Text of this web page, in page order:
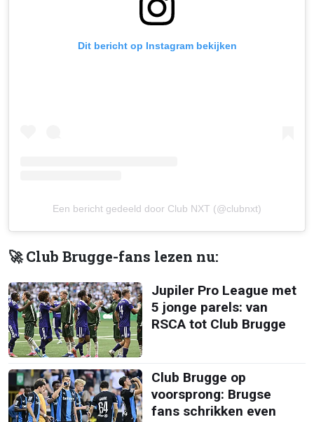
Dit bericht op Instagram bekijken
Een bericht gedeeld door Club NXT (@clubnxt)
🚀 Club Brugge-fans lezen nu:
Jupiler Pro League met
5 jonge parels: van
RSCA tot Club Brugge
Club Brugge op
voorsprong: Brugse
fans schrikken even